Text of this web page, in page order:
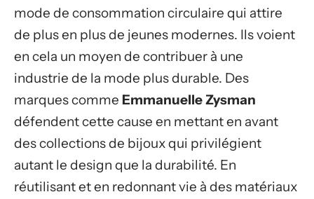
mode de consommation circulaire qui attire
de plus en plus de jeunes modernes. Ils voient
en cela un moyen de contribuer à une
industrie de la mode plus durable. Des
marques comme Emmanuelle Zysman
défendent cette cause en mettant en avant
des collections de bijoux qui privilégient
autant le design que la durabilité. En
réutilisant et en redonnant vie à des matériaux